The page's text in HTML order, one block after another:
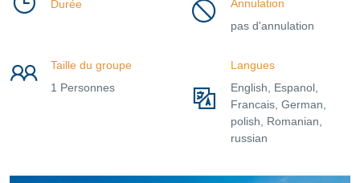
Durée
Annulation
pas d'annulation
Taille du groupe
1 Personnes
Langues
English, Espanol,
Francais, German,
polish, Romanian,
russian